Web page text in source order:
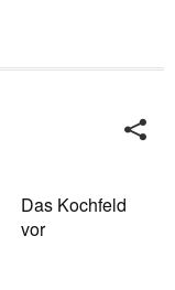
Das Kochfeld
vor